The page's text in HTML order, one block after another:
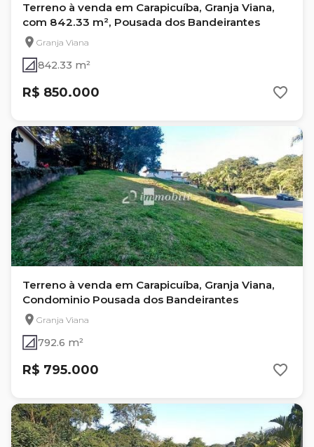
Terreno à venda em Carapicuíba, Granja Viana,
com 842.33 m², Pousada dos Bandeirantes
Granja Viana
842.33 m²
R$ 850.000
Terreno à venda em Carapicuíba, Granja Viana,
Condominio Pousada dos Bandeirantes
Granja Viana
792.6 m²
R$ 795.000